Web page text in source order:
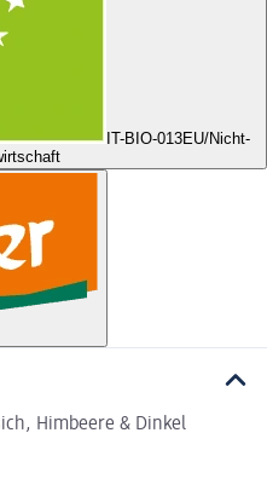
IT-BIO-013EU/Nicht-
Himbeere & Dinkel